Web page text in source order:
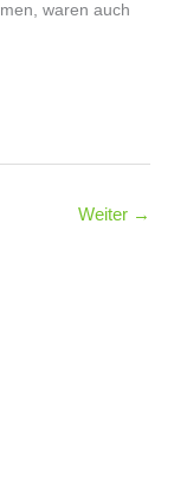
waren auch
Weiter →